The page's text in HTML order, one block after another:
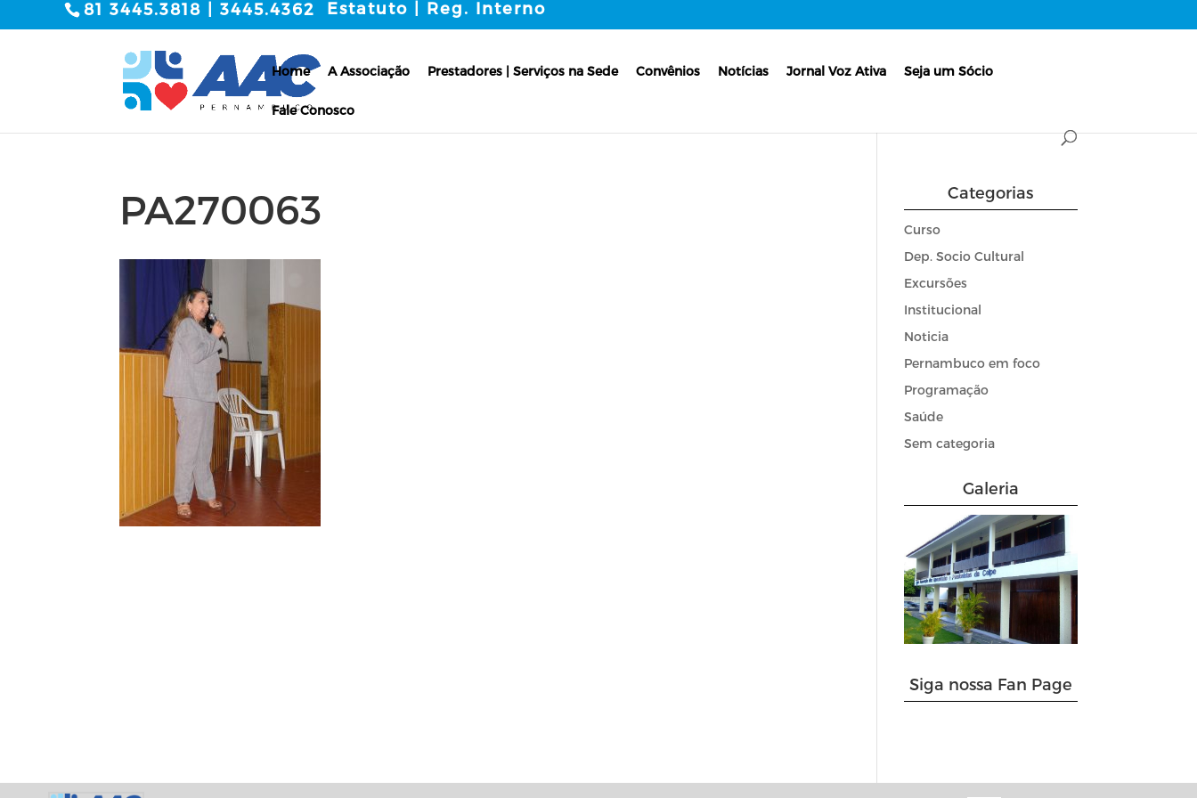
81 3445.3818 | 3445.4362 Estatuto | Reg. Interno
Home A Associação Prestadores | Serviços na Sede Convênios Notícias Jornal Voz Ativa Seja um Sócio
Fale Conosco
PA270063 Categorias
Curso
Dep. Socio Cultural
Excursões
Institucional
Noticia
Pernambuco em foco
Programação
Saúde
Sem categoria
Galeria
Siga nossa Fan Page